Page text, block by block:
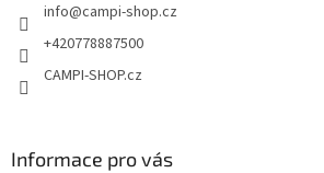
info@campi-shop.cz
+420778887500
CAMPI-SHOP.cz
Informace pro vás